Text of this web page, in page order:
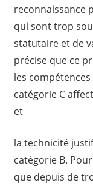
reconnaissance
qui sont trop
statutaire et de
précise que ce
les compétences
catégorie C
et
la technicité
catégorie B. Pour
que depuis de